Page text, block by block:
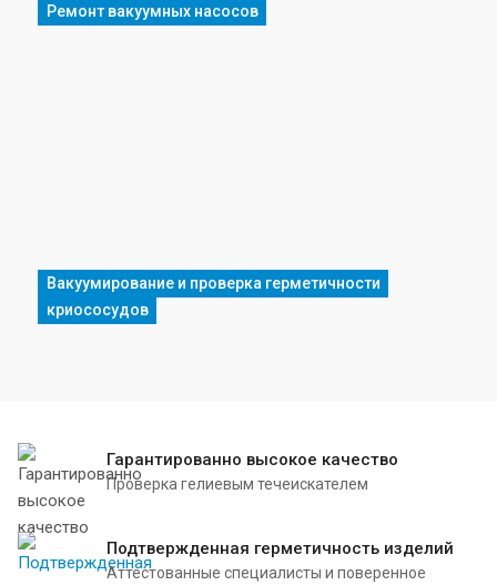
Ремонт вакуумных насосов
Вакуумирование и проверка герметичности
криососудов
Гарантированно высокое качество
Проверка гелиевым течеискателем
Подтвержденная герметичность изделий
Аттестованные специалисты и поверенное